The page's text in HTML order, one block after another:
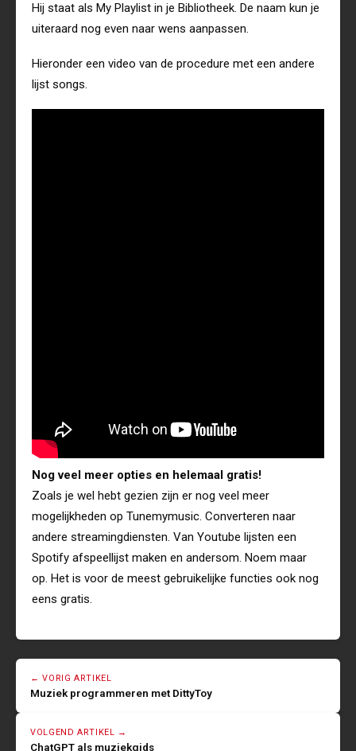
Hij staat als My Playlist in je Bibliotheek. De naam kun je
uiteraard nog even naar wens aanpassen.
Hieronder een video van de procedure met een andere
lijst songs.
Nog veel meer opties en helemaal gratis!
Zoals je wel hebt gezien zijn er nog veel meer
mogelijkheden op Tunemymusic. Converteren naar
andere streamingdiensten. Van Youtube lijsten een
Spotify afspeellijst maken en andersom. Noem maar
op. Het is voor de meest gebruikelijke functies ook nog
eens gratis.
← VORIG ARTIKEL
Muziek programmeren met DittyToy
VOLGEND ARTIKEL →
ChatGPT als muziekgids